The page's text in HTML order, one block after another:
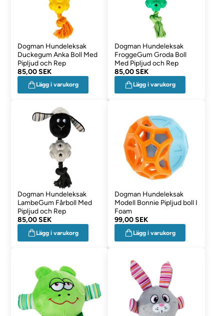
Dogman Hundeleksak
Duckegum Anka Boll Med
Pipljud och Rep
85,00 SEK
Lägg i varukorg
Dogman Hundeleksak
FroggeGum Groda Boll
Med Pipljud och Rep
85,00 SEK
Lägg i varukorg
Dogman Hundeleksak
LambeGum Fårboll Med
Pipljud och Rep
85,00 SEK
Lägg i varukorg
Dogman Hundeleksak
Modell Bonnie Pipljud boll I
Foam
99,00 SEK
Lägg i varukorg